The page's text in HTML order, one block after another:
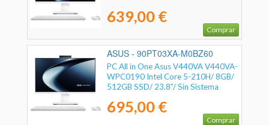
639,00 €
Comprar
ASUS - 90PT03XA-M0BZ60
PC All in One Asus V440VA V440VA-
WPC0190 Intel Core 5-210H/ 8GB/
512GB SSD/ 23.8"/ Sin Sistema
695,00 €
Comprar